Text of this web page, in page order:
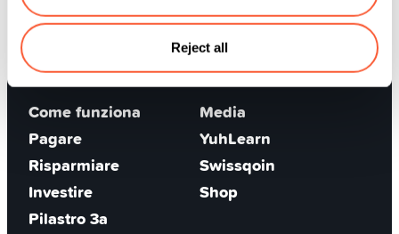
Reject all
Come funziona
Pagare
Risparmiare
Investire
Pilastro 3a
Media
YuhLearn
Swissqoin
Shop